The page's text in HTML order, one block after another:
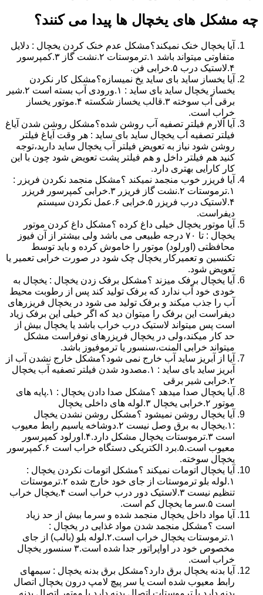
چه مشکل های یخچال ها پیدا می کنند؟
آیا یخچال خنک نمیکند؟مشکل عدم خنک کردن یخچال : دلایل
متفاوتی میتواند باشد ۱.ترموستات ۲.نشت گاز ۳.کمپرسور
۴.لاستیک درب ۵.خرابی فن.
آیا یخساز ساید بای ساید یخ نمیسازه؟مشکل کار نکردن
یخساز یخچال ساید بای ساید : ۱.ورودی آب بسته است ۲.شیر
برقی آب سوخته ۳.قالب یخساز شکسته ۴.موتور یخساز
خراب است.
آیا آلارم فیلتر تصفیه آب روشن شده؟مشکل روشن شدن آیاغ
فیلتر تصفیه آب یخچال ساید بای ساید : هر وقت آیاغ فیلتر
روشن شود نیاز به تعویض فیلتر آب یخچال ساید دارید،توجه
کنید هم فیلتر داخل و هم فیلتر پشت تعویض شود چون با این
کار کارایی بهتری دارد.
آیا فریزر خوب منجمد نمیکند ؟مشکل منجمد نکردن فریزر :
۱.ترموستات ۲.نشت گاز فریزر ۳.خرابی کمپرسور فریزر
۴.لاستیک درب فریزر ۵.خرابی ۶.عمل نکردن سیستم
دیفراست.
آیا موتور یخچال خیلی داغ کرده ؟مشکل داغ کردن موتور
یخچال : تا ۷۰ درجه طبیعی می باشد ولی بیشتر از آن فیوز
محافظتی (اورلود) موتور را خاموش کرده و باید توسط
تکنسین و تعمیرکار یخچال چک شود در صورت خرابی تعمیر یا
تعویض شود.
آیا یخچال برفک میزند ؟مشکل برفک زدن یخچال : یخچال به
خودی خود آب ندارد که برفک تولید کند پس از رطوبت محیط
آب را جذب میکند و برفک تولید می شود در یخچال فریزرهای
دیفراست این برفک را میتوان دید که اگر خیلی این برفک زیاد
است پس میتواند لاستیک درب خراب باشد یا یخچال بیش از
حد کار میکند،ولی در یخچال فریزرهای نوفراست مشکل
میتواند خرابی المنت،سنسور یا ترموفیوز باشد.
آیا از آبریز ساید آب خارج نمی شود؟مشکل خارج نشدن آب از
آبریز ساید بای ساید : ۱.مصدود شدن فیلتر تصفیه آب یخچال
۲.خرابی شیر برقی
آیا یخچال صدا میدهد ؟مشکل صدا دادن یخچال : ۱.پایه های
موتور ۲.خرابی یخچال ۳.لوله های داخلی یخچال
آیا یخچال روشن نمیشود ؟مشکل روشن نشدن یخچال
:۱.یخچال به برق وصل نیست ۲.دوشاخه یاسیم رابط معیوب
است ۳.ترموستات یخچال مشکل دارد.۴.اورلود کمپرسور
معیوب است.۵.برد الکتریکی دستگاه خراب است ۶.کمپرسور
یخچال سوخته.
آیا یخچال اتومات نمیکند ؟مشکل اتومات نکردن یخچال :
۱.لوله بلو ترموستات از جای خود خارج شده ۲.ترموستات
تنظیم نیست ۳.لاستیک دور درب خراب است ۴.یخچال خراب
است ۵.سرما یخچال کم است.
آیا مواد داخل یخچال منجمد شده و سرما بیش از حد زیاد
است ؟مشکل منجمد شدن مواد غذایی در یخچال :
۱.ترموستات یخچال خراب است.۲.لوله بلو (بالب) از جای
مخصوص خود در اواپراتور جدا شده است.۳ سنسور یخچال
خراب است.
آیا بدنه یخچال برق دارد؟مشکل برق بدنه یخچال : سیمهای
رابط معیوب شده است یا سر پیچ لامپ درون یخچال اتصال
بدنه دارد یا ترموستات اتصال بدنه دارد یا موتور اتصال بدنه